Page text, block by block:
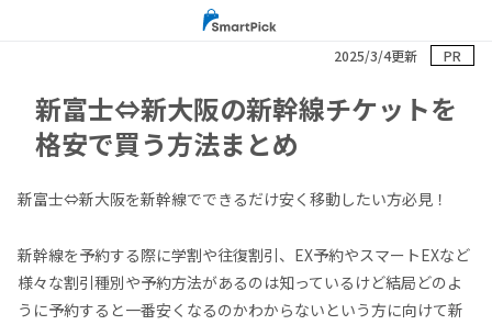
2025/3/4更新 PR
新富士⇔新大阪の新幹線チケットを
格安で買う方法まとめ
新富士⇔新大阪を新幹線でできるだけ安く移動したい方必見！
新幹線を予約する際に学割や往復割引、EX予約やスマートEXなど
様々な割引種別や予約方法があるのは知っているけど結局どのよ
うに予約すると一番安くなるのかわからないという方に向けて新